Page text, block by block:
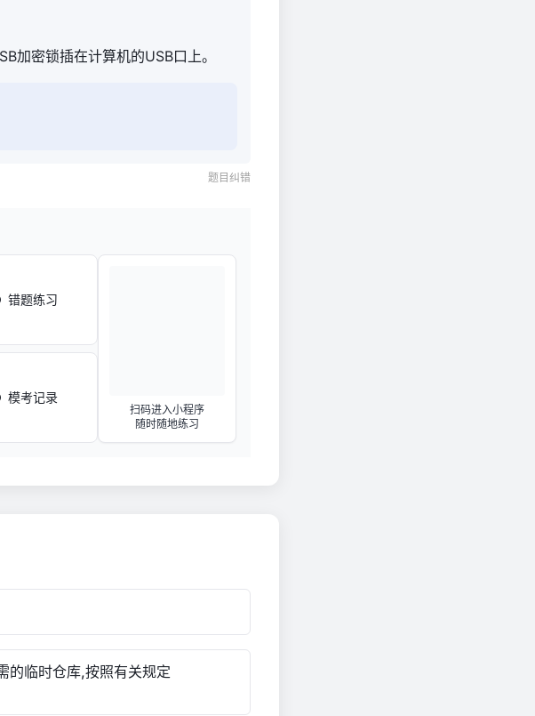
加密锁插在计算机的USB口上。
题目纠错
错题练习
模考记录
扫码进入小程序
随时随地练习
的临时仓库,按照有关规定